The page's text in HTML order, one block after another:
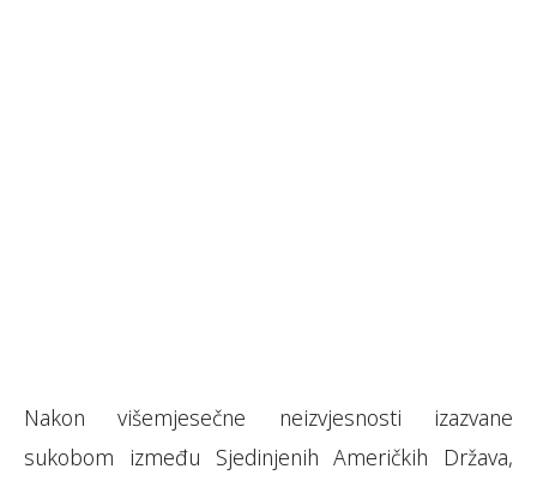
Nakon višemjesečne neizvjesnosti izazvane
sukobom između Sjedinjenih Američkih Država,